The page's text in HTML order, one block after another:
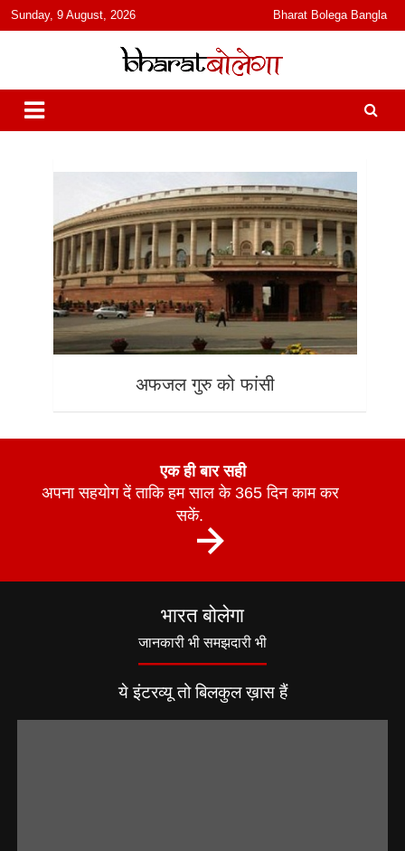
content
Sunday, 9 August, 2026 Bharat Bolega Bangla
भारत बोलेगा
हिंदी में समाचार, विचार, ऑडियो, वीडियो और फ़ीचर. भारत बोलेगा हिंदी न्यूज़ वेबसाइट
India: News, Views, Info, Trends & Podcast I जानकारी भी समझदारी भी
और पॉडकास्ट
अफजल गुरु को फांसी
एक ही बार सही
अपना सहयोग दें ताकि हम साल के 365 दिन काम कर
सकें.
भारत बोलेगा
जानकारी भी समझदारी भी
ये इंटरव्यू तो बिलकुल ख़ास हैं